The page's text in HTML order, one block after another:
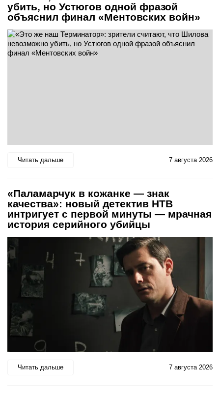
убить, но Устюгов одной фразой
объяснил финал «Ментовских войн»
Читать дальше 7 августа 2026
«Паламарчук в кожанке — знак
качества»: новый детектив НТВ
интригует с первой минуты — мрачная
история серийного убийцы
Читать дальше 7 августа 2026